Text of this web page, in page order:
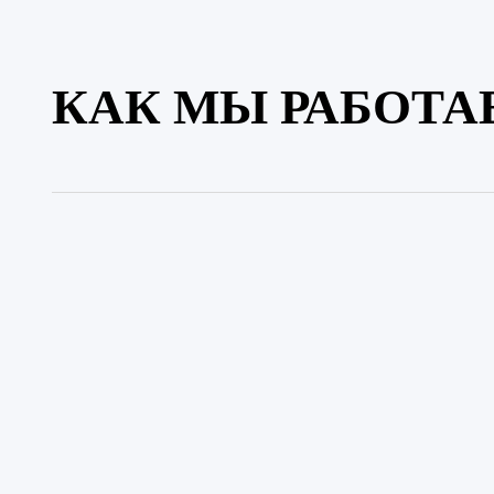
КАК МЫ